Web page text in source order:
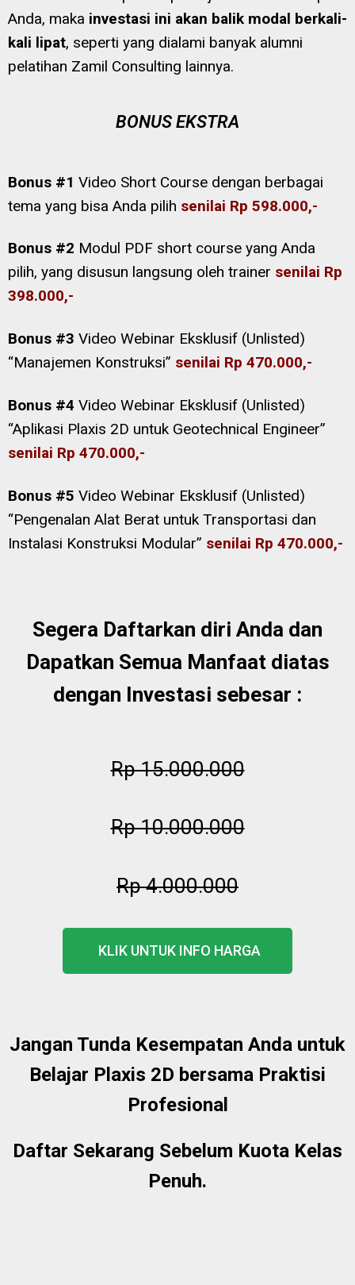
Anda, maka investasi ini akan balik modal berkali-
kali lipat, seperti yang dialami banyak alumni
pelatihan Zamil Consulting lainnya.
BONUS EKSTRA
Bonus #1 Video Short Course dengan berbagai
tema yang bisa Anda pilih senilai Rp 598.000,-
Bonus #2 Modul PDF short course yang Anda
pilih, yang disusun langsung oleh trainer senilai Rp
398.000,-
Bonus #3 Video Webinar Eksklusif (Unlisted)
“Manajemen Konstruksi” senilai Rp 470.000,-
Bonus #4 Video Webinar Eksklusif (Unlisted)
“Aplikasi Plaxis 2D untuk Geotechnical Engineer”
senilai Rp 470.000,-
Bonus #5 Video Webinar Eksklusif (Unlisted)
“Pengenalan Alat Berat untuk Transportasi dan
Instalasi Konstruksi Modular” senilai Rp 470.000,-
Segera Daftarkan diri Anda dan
Dapatkan Semua Manfaat diatas
dengan Investasi sebesar :
Rp 15.000.000
Rp 10.000.000
Rp 4.000.000
KLIK UNTUK INFO HARGA
Jangan Tunda Kesempatan Anda untuk
Belajar Plaxis 2D bersama Praktisi
Profesional
Daftar Sekarang Sebelum Kuota Kelas
Penuh.